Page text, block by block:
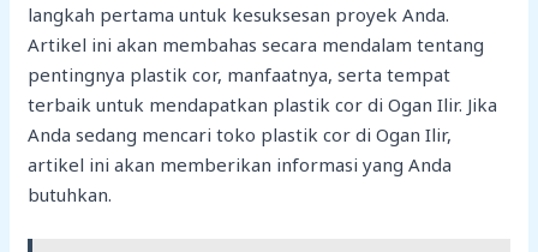
langkah pertama untuk kesuksesan proyek Anda.
Artikel ini akan membahas secara mendalam tentang
pentingnya plastik cor, manfaatnya, serta tempat
terbaik untuk mendapatkan plastik cor di Ogan Ilir. Jika
Anda sedang mencari toko plastik cor di Ogan Ilir,
artikel ini akan memberikan informasi yang Anda
butuhkan.